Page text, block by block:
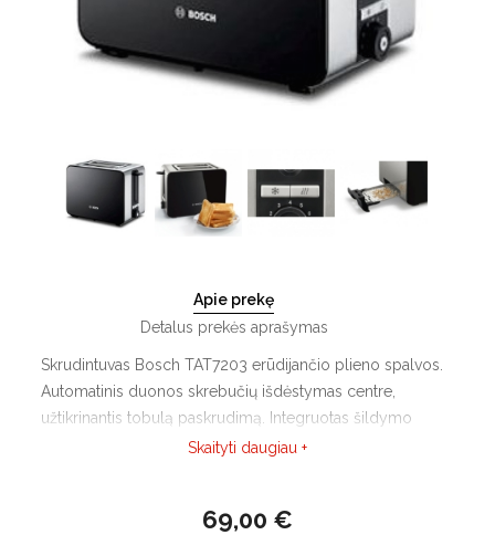
Apie prekę
Detalus prekės aprašymas
Skrudintuvas Bosch TAT7203 erūdijančio plieno spalvos.
Automatinis duonos skrebučių išdėstymas centre,
užtikrinantis tobulą paskrudimą. Integruotas šildymo
tinklelis, išimamas. Safety-off:Skaityti daugiau +
69,00 €